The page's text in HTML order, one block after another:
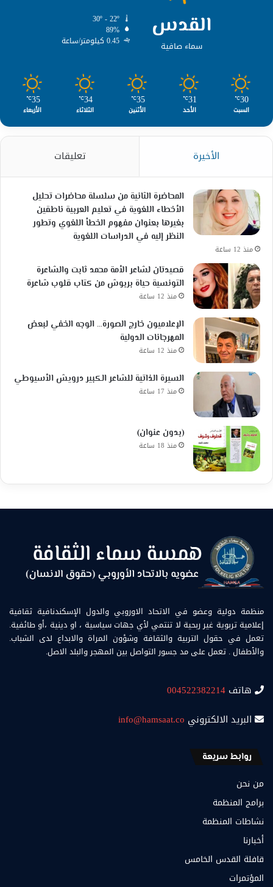
القدس
سماء صافية
89%
0.45 كيلومتر/ساعة
30
℃
السبت
31
℃
الأحد
35
℃
الأثنين
34
℃
الثلاثاء
35
℃
الأربعاء
الأخيرة تعليقات
المحاضرة الثانية من سلسلة محاضرات تحليل
الأخطاء اللغوية في تعليم العربية ناطقين
بغيرها بعنوان مفهوم الخطأ اللغوي وتطور
النظر إليه في الدراسات اللغوية
منذ 12 ساعة
قصيدتان لشاعر الأمة محمد ثابت والشاعرة
التونسية حياة بربوش من كتاب قلوب شاعرة
منذ 12 ساعة
الإعلاميون خارج الصورة… الوجه الخفي لبعض
المهرجانات الدولية
منذ 12 ساعة
السيرة الذاتية للشاعر الكبير درويش الأسيوطي
منذ 17 ساعة
(بدون عنوان)
منذ 18 ساعة
منظمة دولية وعضو في الاتحاد الاوروبي والدول الإسكندنافية ثقافية
إعلامية تربوية غير ربحية لا تنتمي لأي جهات سياسية ، او دينية ،أو طائفية.
تعمل في حقول التربية والثقافة وشؤون المراة والابداع لدى الشباب.
والأطفال . تعمل على مد جسور التواصل بين المهجر والبلد الاصل.
هاتف 004522382214
البريد الالكتروني info@hamsaat.co
روابط سريعة
من نحن
برامج المنظمة
نشاطات المنظمة
أخبارنا
قافلة القدس الخامس
المؤتمرات